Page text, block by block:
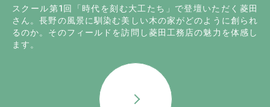
スクール第1回「時代を刻む大工たち」で登壇いただく菱田
さん。長野の風景に馴染む美しい木の家がどのように創られ
るのか。そのフィールドを訪問し菱田工務店の魅力を体感し
ます。